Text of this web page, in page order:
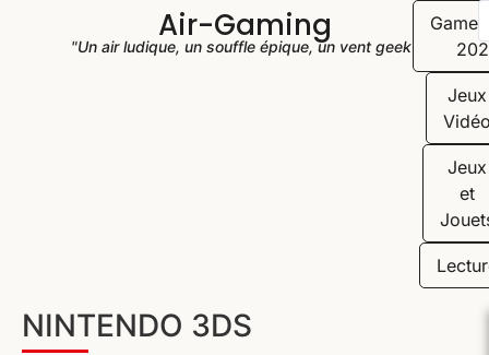
Air-Gaming
"Un air ludique, un souffle épique, un vent geek"
Jeux
Jeux
et
NINTENDO 3DS